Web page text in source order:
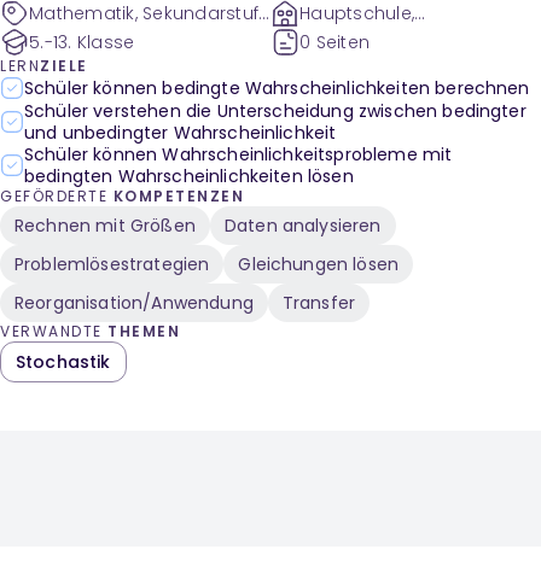
Mathematik, Sekundarstufe
II, Sekundarstufe I, Daten
und Zufall, Daten und
Zufall, Stochastik, Zahl,
Vierfeldertafel, Rationale
Zahlen, Prozente und
Zinsen, Grundwert,
Prozentwert, Prozentsatz,
Tabelle, Häufigkeit,
Bedingung, Zeilen,
Querstrich, abhängiges
Ereignis, Summenzeichen,
Spalte, Summenfeld,
mögliche Ereignisse,
Dezimalzahlen
5.-13. Klasse
Hauptschule,
Gesamtschule und weitere
0 Seiten
LERNZIELE
Schüler können bedingte Wahrscheinlichkeiten berechnen
Schüler verstehen die Unterscheidung zwischen bedingter
und unbedingter Wahrscheinlichkeit
Schüler können Wahrscheinlichkeitsprobleme mit
bedingten Wahrscheinlichkeiten lösen
GEFÖRDERTE KOMPETENZEN
Rechnen mit Größen
Daten analysieren
Problemlösestrategien
Gleichungen lösen
Reorganisation/Anwendung
Transfer
VERWANDTE THEMEN
Stochastik